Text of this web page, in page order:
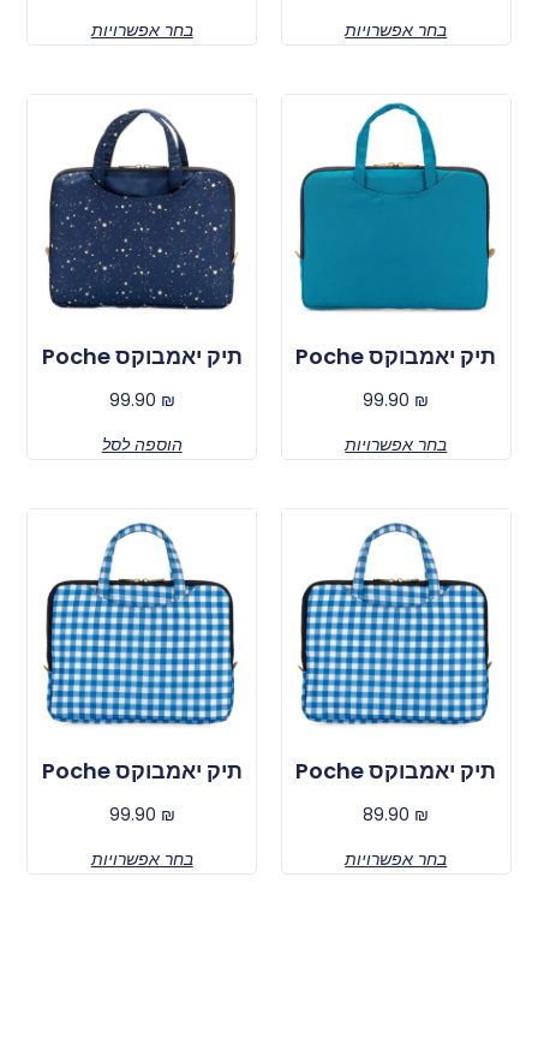
בחר אפשרויות
בחר אפשרויות
תיק יאמבוקס Poche
99.90 ₪
בחר אפשרויות
תיק יאמבוקס Poche
99.90 ₪
הוספה לסל
תיק יאמבוקס Poche
89.90 ₪
בחר אפשרויות
תיק יאמבוקס Poche
99.90 ₪
בחר אפשרויות